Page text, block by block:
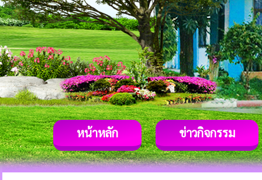
หน้าหลัก ข่าวกิจกรรม